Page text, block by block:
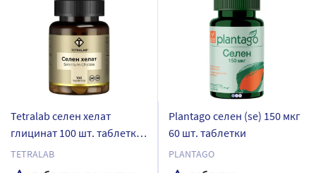
Tetralab селен хелат
глицинат 100 шт. таблетки
массой 350 мг
TETRALAB
Plantago селен (se) 150 мкг
60 шт. таблетки
PLANTAGO